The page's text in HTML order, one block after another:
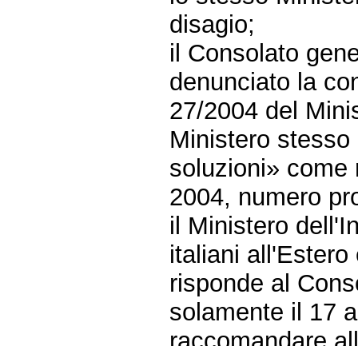
disagio;
il Consolato
denunciato la
27/2004 del
Ministero
soluzioni» come
2004, numero
il Ministero
italiani
risponde al
solamente il 17